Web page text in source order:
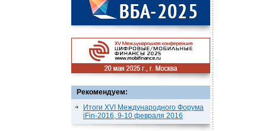
Рекомендуем:
Итоги XVI Международного Форума
iFin-2016, 9-10 февраля 2016